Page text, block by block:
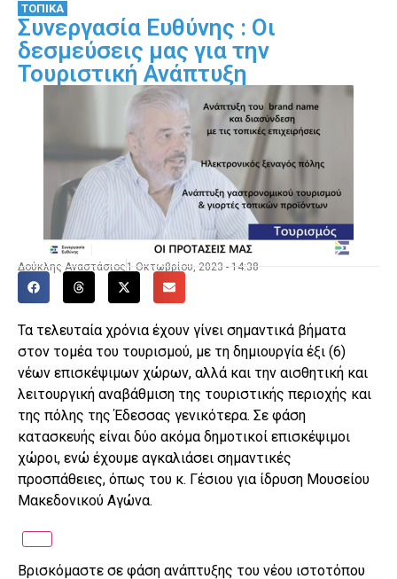
ΤΟΠΙΚΑ
Συνεργασία Ευθύνης : Οι
δεσμεύσεις μας για την
Τουριστική Ανάπτυξη
Δούκλης Αναστάσιος 1 Οκτωβρίου, 2023 - 14:38
Τα τελευταία χρόνια έχουν γίνει σημαντικά βήματα
στον τομέα του τουρισμού, με τη δημιουργία έξι (6)
νέων επισκέψιμων χώρων, αλλά και την αισθητική και
λειτουργική αναβάθμιση της τουριστικής περιοχής και
της πόλης της Έδεσσας γενικότερα. Σε φάση
κατασκευής είναι δύο ακόμα δημοτικοί επισκέψιμοι
χώροι, ενώ έχουμε αγκαλιάσει σημαντικές
προσπάθειες, όπως του κ. Γέσιου για ίδρυση Μουσείου
Μακεδονικού Αγώνα.
Βρισκόμαστε σε φάση ανάπτυξης του νέου ιστοτόπου